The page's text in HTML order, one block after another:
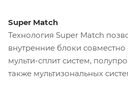
Super Match
Технология Super Match
внутренние блоки
мульти-сплит систем,
также мультизональных